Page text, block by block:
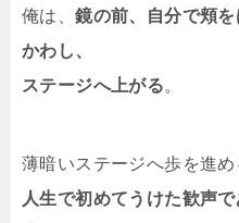
俺は、鏡の前、自分で頬
かわし、
ステージへ上がる。
薄暗いステージへ歩を進め
人生で初めてうけた歓声